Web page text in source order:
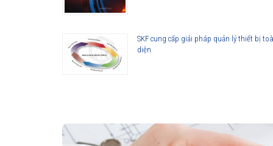
Công suất 10 kVA, khối lượng vòng bi tối đa 300kg
Cung cấp 2 thanh ngang tiêu chuẩn, trang bị thanh
Vận hành theo chế độ nhiệt độ hay thời gian.
SKF cung cấp giải pháp quản lý thiết bị
diện